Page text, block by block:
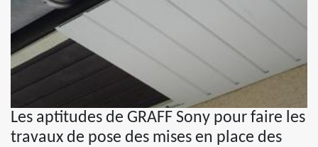
Les aptitudes de GRAFF Sony pour faire les
travaux de pose des mises en place des